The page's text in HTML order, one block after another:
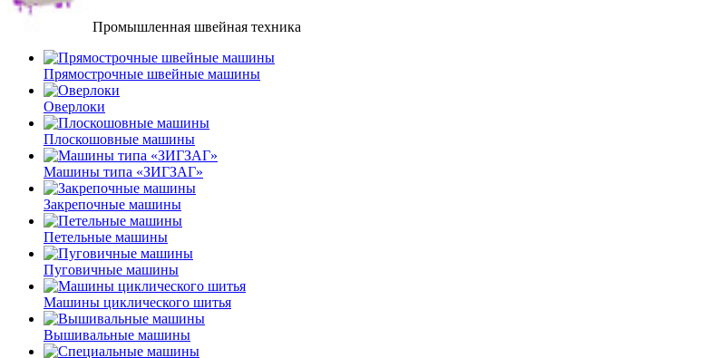
Промышленная швейная техника
Прямострочные швейные машины
Оверлоки
Плоскошовные машины
Машины типа «ЗИГЗАГ»
Закрепочные машины
Петельные машины
Пуговичные машины
Машины циклического шитья
Вышивальные машины